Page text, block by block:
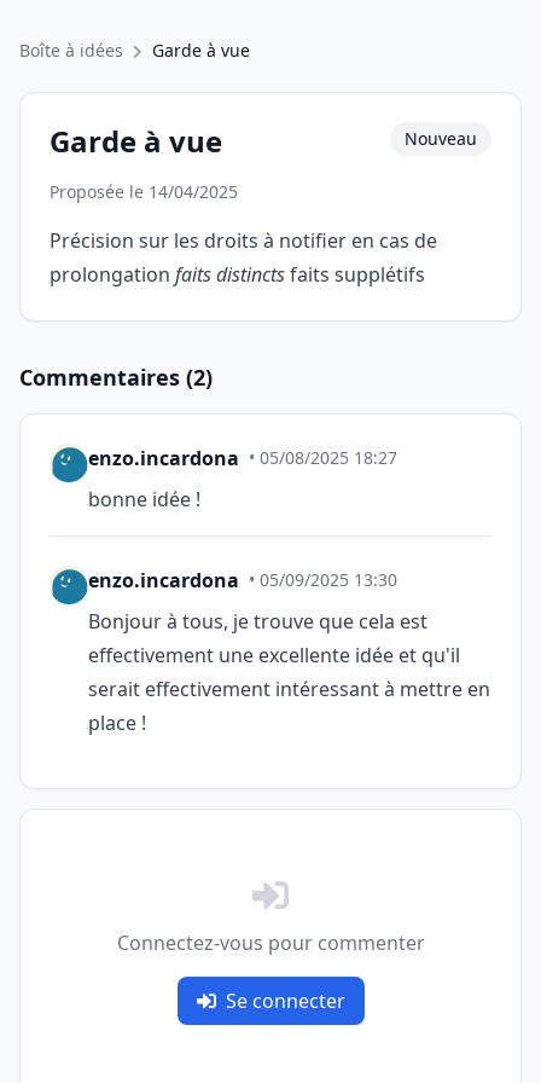
Boîte à idées Garde à vue
Garde à vue Nouveau
Proposée le 14/04/2025
Précision sur les droits à notifier en cas de
prolongation faits distinctsfaits supplétifs
Commentaires (2)
enzo.incardona • 05/08/2025 18:27
bonne idée !
enzo.incardona • 05/09/2025 13:30
Bonjour à tous, je trouve que cela est
effectivement une excellente idée et qu'il
serait effectivement intéressant à mettre en
place !
Connectez-vous pour commenter
Se connecter